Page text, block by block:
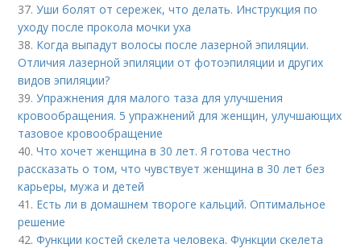
37.Уши болят от сережек, что делать. Инструкция по
уходу после прокола мочки уха
38. Когда выпадут волосы после лазерной эпиляции.
Отличия лазерной эпиляции от фотоэпиляции и других
видов эпиляции?
39.Упражнения для малого таза для улучшения
кровообращения. 5 упражнений для женщин, улучшающих
тазовое кровообращение
40.Что хочет женщина в 30 лет. Я готова честно
рассказать о том, что чувствует женщина в 30 лет без
карьеры, мужа и детей
41. Есть ли в домашнем твороге кальций. Оптимальное
решение
42.Функции костей скелета человека. Функции скелета